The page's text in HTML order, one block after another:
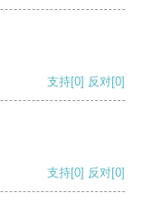
支持[0] 反对[0]
支持[0] 反对[0]